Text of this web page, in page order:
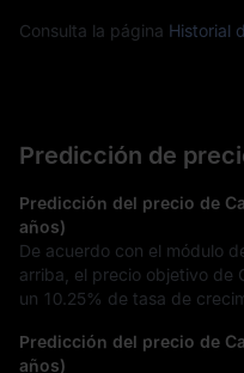
Consulta la página Historial
Predicción de
Predicción del precio de
años)
De acuerdo con el módulo
arriba, el precio objetivo de
un 10.25% de tasa de
Predicción del precio de
años)